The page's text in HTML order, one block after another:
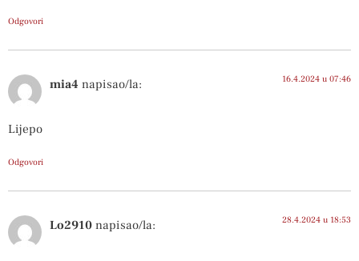
Odgovori
mia4 napisao/la: 16.4.2024 u 07:46
Lijepo
Odgovori
Lo2910 napisao/la: 28.4.2024 u 18:53